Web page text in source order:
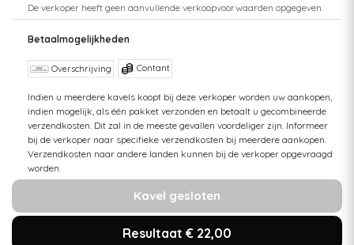
De verkoper heeft geen aanvullende verkoopvoorwaarden opgegeven.
Betaalmogelijkheden
Overschrijving Contant
Indien u meerdere kavels koopt bij deze verkoper worden uw aankopen,
indien mogelijk, als één pakket verzonden en betaalt u gecombineerde
verzendkosten. Dit zal in de meeste gevallen voordeliger zijn. Informeer
bij de verkoper naar specifieke verzendkosten bij meerdere aankopen.
Verzendkosten naar andere landen kunnen bij de verkoper opgevraagd
worden.
Kavel gesloten
Resultaat € 22,00